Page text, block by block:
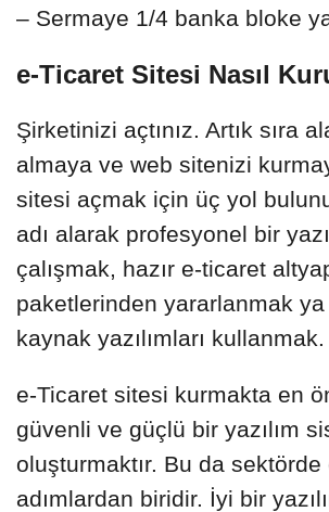
– Sermaye 1/4 banka bloke
e-Ticaret Sitesi Nasıl
Şirketinizi açtınız. Artık sıra
almaya ve web sitenizi
sitesi açmak için üç yol
adı alarak profesyonel bir
çalışmak, hazır e-ticaret
paketlerinden yararlanmak ya
kaynak yazılımları kullanmak.
e-Ticaret sitesi kurmakta en
güvenli ve güçlü bir yazılım
oluşturmaktır. Bu da
adımlardan biridir. İyi bir